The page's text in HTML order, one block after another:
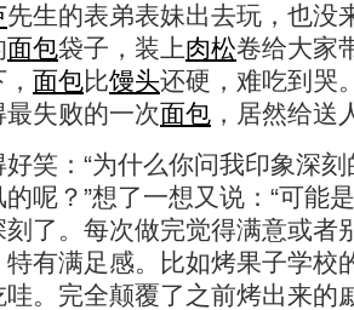
先生的表弟表妹出去玩，也没
面包袋子，装上肉松卷给大家
面包比馒头还硬，难吃到哭
失败的一次面包 ，居然给送
笑：“为什么你问我印象深
呢？”想了一想又说：“可能
了。每次做完觉得满意或者
有满足感。比如烤果子学校
。完全颠覆了之前烤出来的